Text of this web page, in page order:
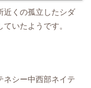
近くの孤立したシダ
いたようです。
ネシー中西部ネイテ